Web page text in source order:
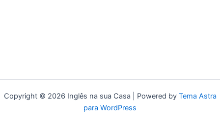
Copyright © 2026 Inglês na sua Casa | Powered by Tema Astra
para WordPress